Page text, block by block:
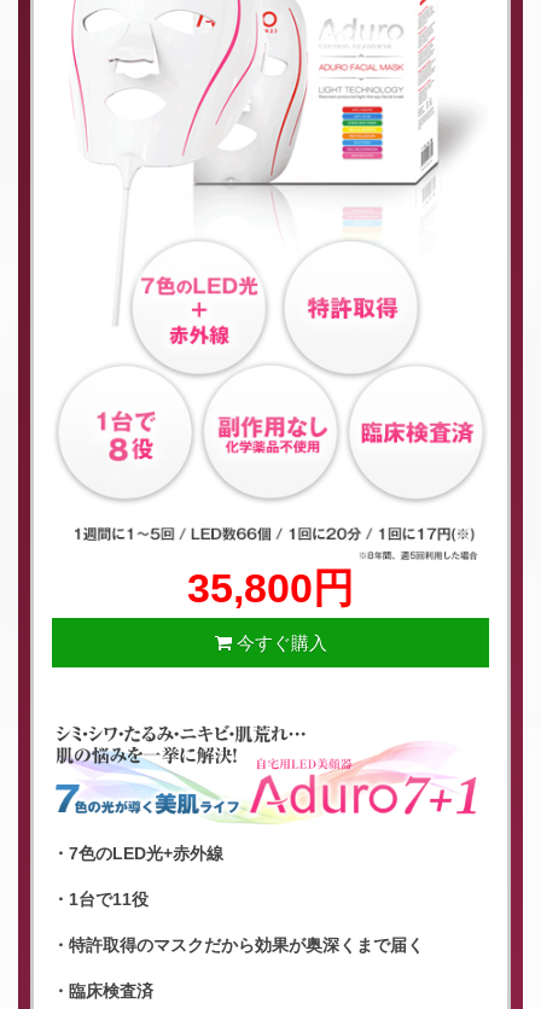
35,800円
今すぐ購入
・7色のLED光+赤外線
・1台で11役
・特許取得のマスクだから効果が奥深くまで届く
・臨床検査済